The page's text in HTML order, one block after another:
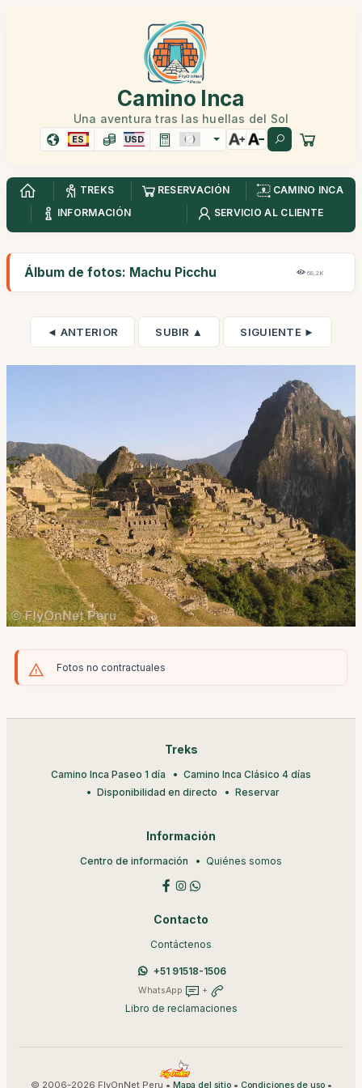
Camino Inca
Una aventura tras las huellas del Sol
ES USD
TREKS RESERVACIÓN
CAMINO INCA
INFORMACIÓN
SERVICIO AL CLIENTE
Álbum de fotos: Machu Picchu 68,2K
◄ ANTERIOR SUBIR ▲ SIGUIENTE ►
Fotos no contractuales
Treks
Camino Inca Paseo 1 día
Camino Inca Clásico 4 días
Disponibilidad en directo
Reservar
Información
Centro de información Quiénes somos
Contacto
Contáctenos
+51 91518-1506
WhatsApp +
Libro de reclamaciones
© 2006-2026 FlyOnNet Peru • Mapa del sitio• Condiciones de uso•